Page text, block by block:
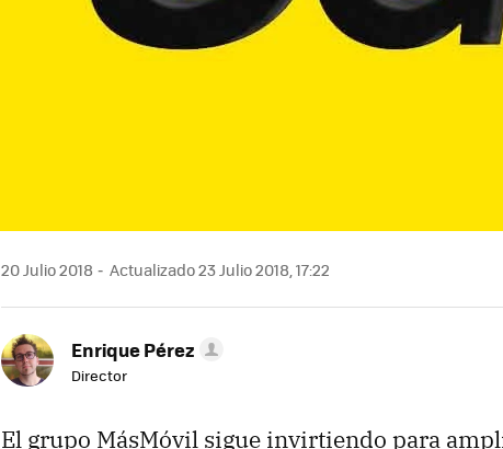
20 Julio 2018 Actualizado 23 Julio 2018, 17:22
Enrique Pérez
Director
El grupo MásMóvil sigue invirtiendo para